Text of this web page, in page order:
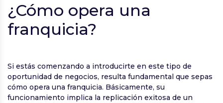
¿Cómo opera una
franquicia?
Si estás comenzando a introducirte en este tipo de
oportunidad de negocios, resulta fundamental que sepas
cómo opera una franquicia. Básicamente, su
funcionamiento implica la replicación exitosa de un